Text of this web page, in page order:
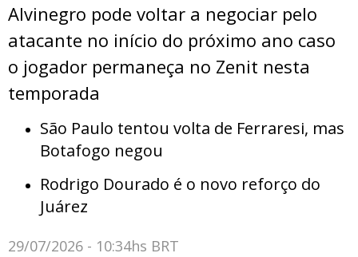
Alvinegro pode voltar a negociar pelo
atacante no início do próximo ano caso
o jogador permaneça no Zenit nesta
temporada
São Paulo tentou volta de Ferraresi, mas
Botafogo negou
Rodrigo Dourado é o novo reforço do
Juárez
29/07/2026 - 10:34hs BRT